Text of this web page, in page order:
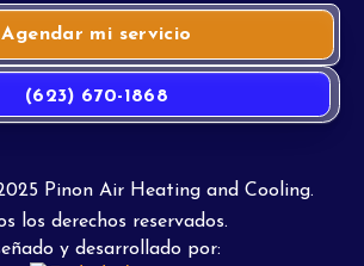
Agendar mi servicio
(623) 670-1868
Pinon Air Heating and Cooling.
los derechos reservados.
y desarrollado por: